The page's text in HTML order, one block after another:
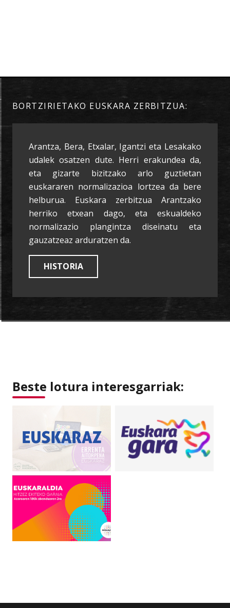
BORTZIRIETAKO EUSKARA ZERBITZUA:
Arantza, Bera, Etxalar, Igantzi eta Lesakako
udalek osatzen dute. Herri erakundea da,
eta gizarte bizitzako arlo guztietan
euskararen normalizazioa lortzea da bere
helburua. Euskara zerbitzua Arantzako
herriko etxean dago, eta eskualdeko
normalizazio plangintza diseinatu eta
gauzatzeaz arduratzen da.
HISTORIA
Beste lotura interesgarriak: